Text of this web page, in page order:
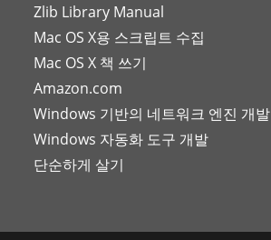
Zlib Library Manual
Mac OS X용 스크립트 수집
Mac OS X 책 쓰기
Amazon.com
Windows 기반의 네트워크 엔진 개발
Windows 자동화 도구 개발
단순하게 살기